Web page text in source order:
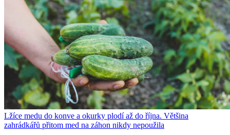
Lžíce medu do konve a okurky plodí až do října. Většina
zahrádkářů přitom med na záhon nikdy nepoužila